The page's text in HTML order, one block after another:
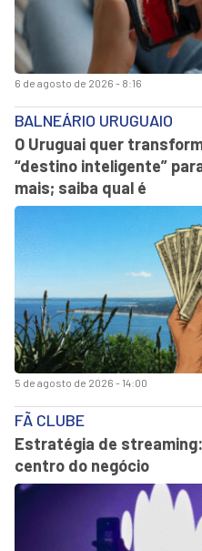
6 de agosto de 2026 - 8:16
5 de agosto de 2026 - 14:00
BALNEÁRIO URUGUAIO
O Uruguai quer
“destino inteligente”
mais; saiba qual é
FÃ CLUBE
Estratégia de
centro do negócio